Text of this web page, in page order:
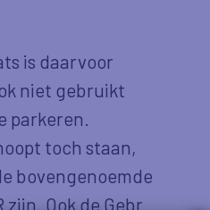
is daarvoor
niet gebruikt
parkeren.
toch staan,
bovengenoemde
zijn. Ook de Gebr.